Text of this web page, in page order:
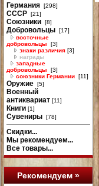
Германия [298]
СССР [21]
Союзники [8]
Добровольцы [17]
восточные
добровольцы
[3]
знаки различия [3]
награды
западные
добровольцы
[3]
союзники Германии [11]
Оружие [5]
Военный
антиквариат [11]
Книги [1]
Сувениры [78]
Скидки...
Мы рекомендуем...
Все товары...
Рекомендуем »